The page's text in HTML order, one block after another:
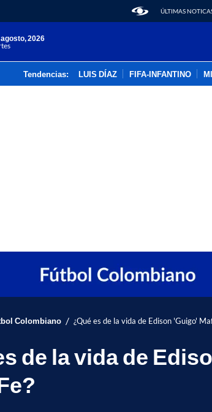
ÚLTIMAS
agosto, 2026
Tendencias: LUIS DÍAZ FIFA-INFANTINO
Colombiano / ¿Qué es de la vida de Edison 'Guigo'
de la vida de